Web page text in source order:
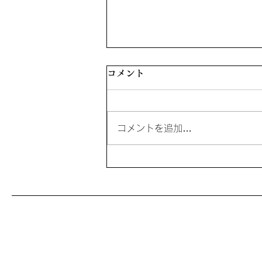
暖かくなればしっかり身体は
コメント
コメントを追加…